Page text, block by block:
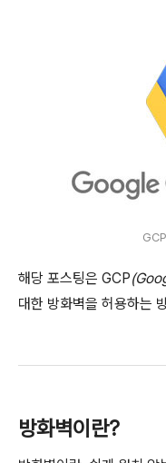
해당 포스팅은 GCP
대한 방화벽을 허용하는
방화벽이란?